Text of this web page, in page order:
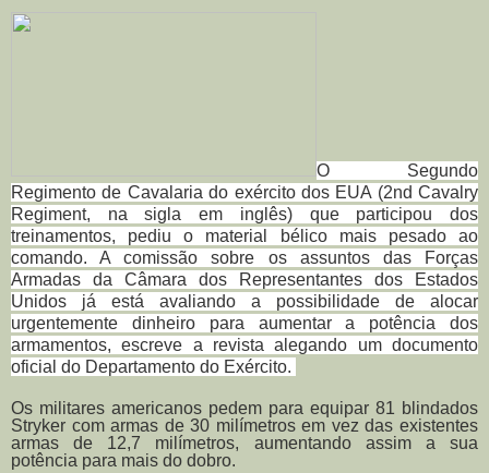
O Segundo
Regimento de Cavalaria do exército dos EUA (2nd Cavalry
Regiment, na sigla em inglês) que participou dos
treinamentos, pediu o material bélico mais pesado ao
comando. A comissão sobre os assuntos das Forças
Armadas da Câmara dos Representantes dos Estados
Unidos já está avaliando a possibilidade de alocar
urgentemente dinheiro para aumentar a potência dos
armamentos, escreve a revista alegando um documento
oficial do Departamento do Exército.
Os militares americanos pedem para equipar 81 blindados
Stryker com armas de 30 milímetros em vez das existentes
armas de 12,7 milímetros, aumentando assim a sua
potência para mais do dobro.